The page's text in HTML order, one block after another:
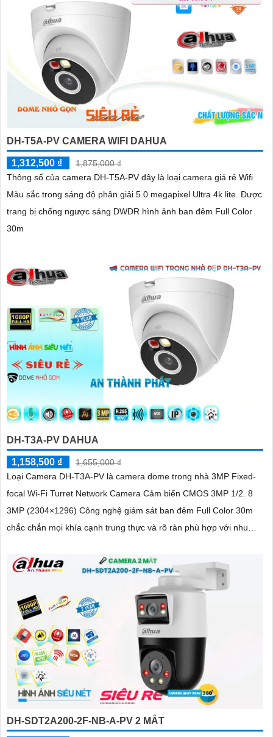
DH-T5A-PV CAMERA WIFI DAHUA
1,312,500 ₫
1,875,000 ₫
Thông số của camera DH-T5A-PV đây là loại camera giá rẻ Wifi
Màu sắc trong sáng độ phân giải 5.0 megapixel Ultra 4k lite. Được
trang bị chống ngược sáng DWDR hình ảnh ban đêm Full Color
30m
DH-T3A-PV DAHUA
1,158,500 ₫
1,655,000 ₫
Loại Camera DH-T3A-PV là camera dome trong nhà 3MP Fixed-
focal Wi-Fi Turret Network Camera Cảm biến CMOS 3MP 1/2. 8
3MP (2304×1296) Công nghệ giám sát ban đêm Full Color 30m
chắc chắn mọi khía cạnh trung thực và rõ ràn phù hợp với nhu
DH-SDT2A200-2F-NB-A-PV 2 MẮT